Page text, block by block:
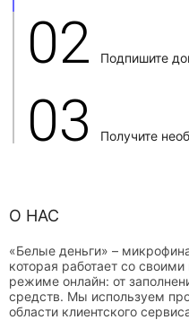
02 Подпишите
03 Получите
О НАС
«Белые деньги» –
которая работает со
режиме онлайн: от
средств. Мы используем
области клиентского